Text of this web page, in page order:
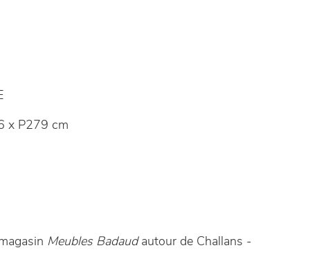
x P279 cm
Meubles Badaudautour de Challans -